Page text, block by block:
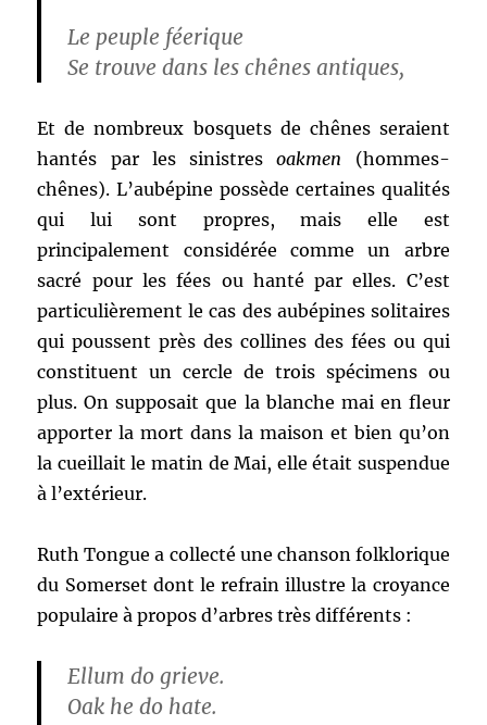
Le peuple féerique
Se trouve dans les chênes antiques,
Et de nombreux bosquets de chênes seraient
hantés par les sinistresoakmen (hommes-
chênes). L’aubépine possède certaines qualités
qui lui sont propres, mais elle est
principalement considérée comme un arbre
sacré pour les fées ou hanté par elles. C’est
particulièrement le cas des aubépines solitaires
qui poussent près des collines des fées ou qui
constituent un cercle de trois spécimens ou
plus. On supposait que la blanche mai en fleur
apporter la mort dans la maison et bien qu’on
la cueillait le matin de Mai, elle était suspendue
à l’extérieur.
Ruth Tongue a collecté une chanson folklorique
du Somerset dont le refrain illustre la croyance
populaire à propos d’arbres très différents :
Ellum do grieve.
Oak he do hate.